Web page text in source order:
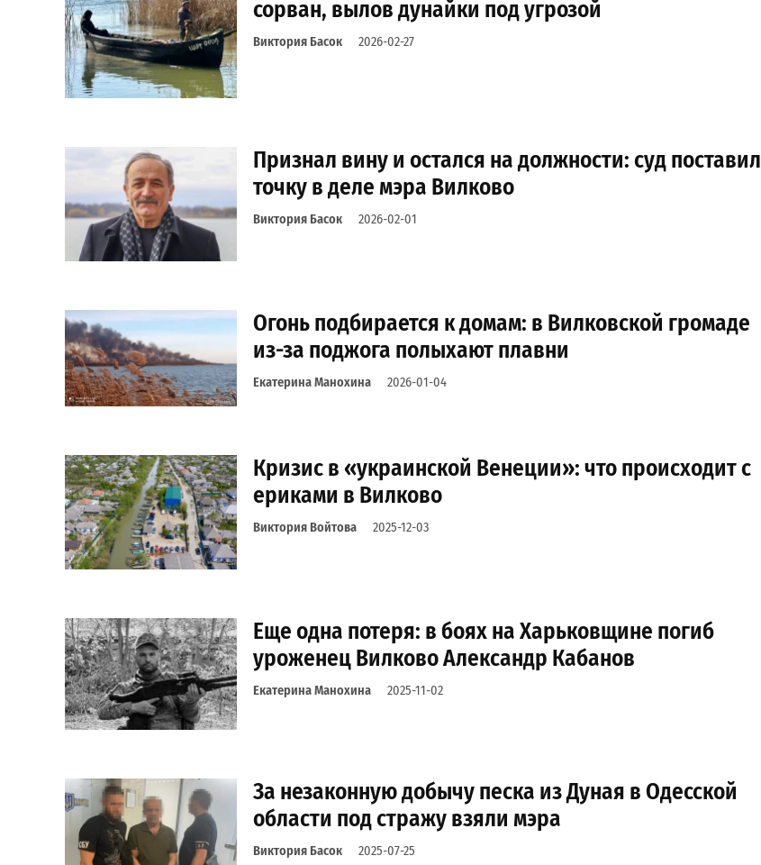
сорван, вылов дунайки под угрозой
Виктория Басок 2026-02-27
Признал вину и остался на должности: суд поставил
точку в деле мэра Вилково
Виктория Басок 2026-02-01
Огонь подбирается к домам: в Вилковской громаде
из-за поджога полыхают плавни
Екатерина Манохина 2026-01-04
Кризис в «украинской Венеции»: что происходит с
ериками в Вилково
Виктория Войтова 2025-12-03
Еще одна потеря: в боях на Харьковщине погиб
уроженец Вилково Александр Кабанов
Екатерина Манохина 2025-11-02
За незаконную добычу песка из Дуная в Одесской
области под стражу взяли мэра
Виктория Басок 2025-07-25